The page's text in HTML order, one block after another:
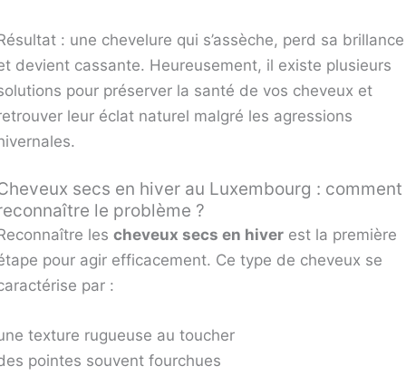
: une chevelure qui s’assèche, perd sa brillance
devient cassante. Heureusement, il existe plusieurs
pour préserver la santé de vos cheveux et
leur éclat naturel malgré les agressions
secs en hiver au Luxembourg : comment
le problème ?
les cheveux secs en hiver est la première
pour agir efficacement. Ce type de cheveux se
par :
texture rugueuse au toucher
pointes souvent fourchues